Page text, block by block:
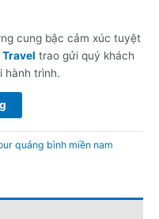
cung bậc cảm xúc tuyệt
trao gửi quý khách
hành trình.
quảng bình miền nam